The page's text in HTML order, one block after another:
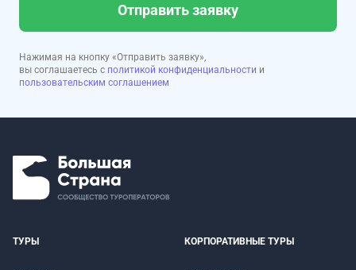
Отправить заявку
Нажимая на кнопку «Отправить заявку»,
вы соглашаетесь с политикой конфиденциальности и
пользовательским соглашением
ТУРЫ КОРПОРАТИВНЫЕ ТУРЫ